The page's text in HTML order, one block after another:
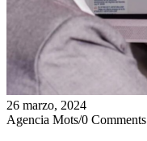
26 marzo, 2024
Agencia Mots/0 Comments